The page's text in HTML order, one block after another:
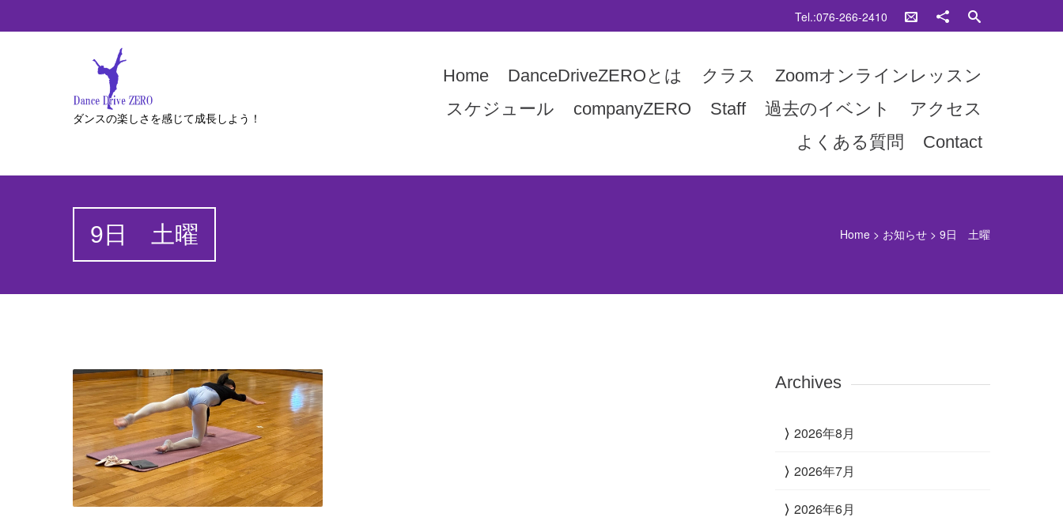
Tel.:076-266-2410
ダンスの楽しさを感じて成長しよう！
Home DanceDriveZEROとは クラス
Zoomオンラインレッスン
スケジュール
companyZERO Staff 過去のイベント
アクセス
よくある質問
Contact
9日 土曜 Home > お知らせ >9日 土曜
Archives
2026年8月
2026年7月
2026年6月